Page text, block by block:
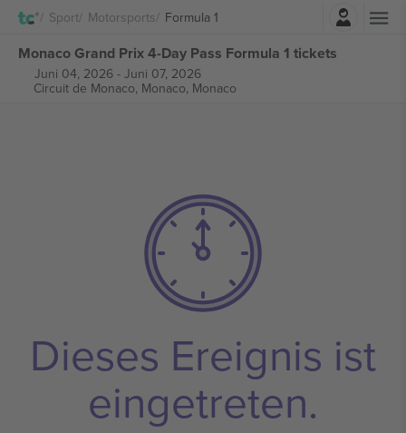
Sport Motorsports Formula 1
Monaco Grand Prix 4-Day Pass Formula 1 tickets
Juni 04, 2026- Juni 07, 2026
Circuit de Monaco, Monaco, Monaco
Dieses Ereignis ist
eingetreten.